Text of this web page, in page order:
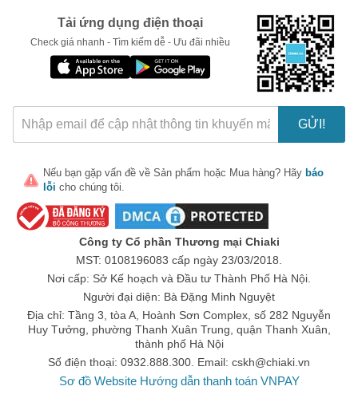
Tải ứng dụng điện thoại
Check giá nhanh - Tìm kiếm dễ - Ưu đãi nhiều
GỬI!
Nếu bạn gặp vấn đề về Sản phẩm hoặc Mua hàng? Hãy báo
lỗi cho chúng tôi.
Công ty Cổ phần Thương mại Chiaki
MST: 0108196083 cấp ngày 23/03/2018.
Nơi cấp: Sở Kế hoạch và Đầu tư Thành Phố Hà Nội.
Người đại diện: Bà Đặng Minh Nguyệt
Địa chỉ: Tầng 3, tòa A, Hoành Sơn Complex, số 282 Nguyễn
Huy Tưởng, phường Thanh Xuân Trung, quận Thanh Xuân,
thành phố Hà Nội
Số điện thoại: 0932.888.300. Email: cskh@chiaki.vn
Sơ đồ Website Hướng dẫn thanh toán VNPAY